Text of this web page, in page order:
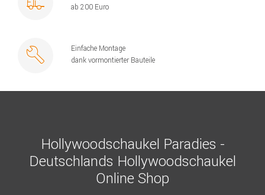
ab 200 Euro
Einfache Montage
dank vormontierter Bauteile
Hollywoodschaukel Paradies -
Deutschlands Hollywoodschaukel
Online Shop